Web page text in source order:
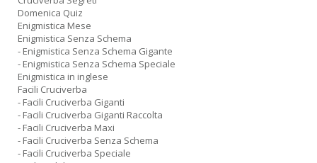
Domenica Quiz
Enigmistica Mese
Enigmistica Senza Schema
- Enigmistica Senza Schema Gigante
- Enigmistica Senza Schema Speciale
Enigmistica in inglese
Facili Cruciverba
- Facili Cruciverba Giganti
- Facili Cruciverba Giganti Raccolta
- Facili Cruciverba Maxi
- Facili Cruciverba Senza Schema
- Facili Cruciverba Speciale